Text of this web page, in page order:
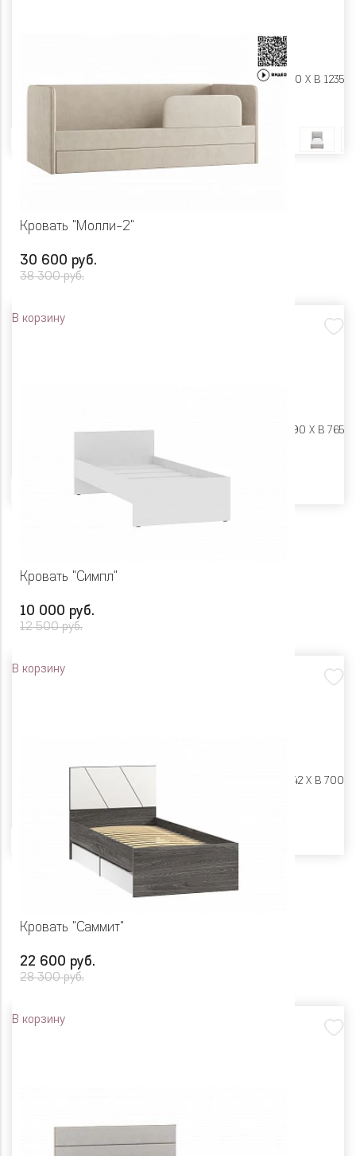
Ш 1140 X Г 2320 X В 1235
Кровать "Молли-2"
30 600 руб.
38 300 руб.
В корзину
Ш 2080 X Г 990 X В 765
Кровать "Симпл"
10 000 руб.
12 500 руб.
В корзину
Ш 946 X Г 2042 X В 700
Кровать "Саммит"
22 600 руб.
28 300 руб.
В корзину